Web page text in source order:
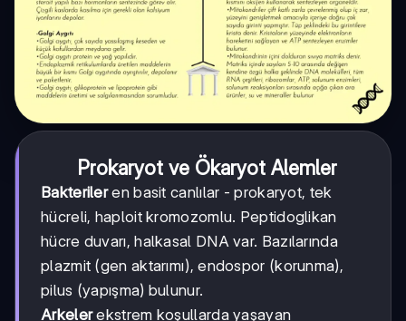
Prokaryot ve Ökaryot Alemler
Bakterileren basit canlılar - prokaryot, tek
hücreli, haploit kromozomlu. Peptidoglikan
hücre duvarı, halkasal DNA var. Bazılarında
plazmit (gen aktarımı), endospor (korunma),
pilus (yapışma) bulunur.
Arkelerekstrem koşullarda yaşayan